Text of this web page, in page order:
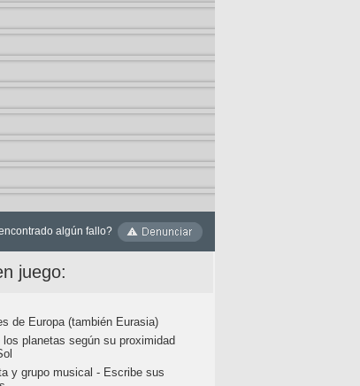
algún fallo?
juego:
de Europa (también Eurasia)
los planetas según su proximidad
y grupo musical - Escribe sus